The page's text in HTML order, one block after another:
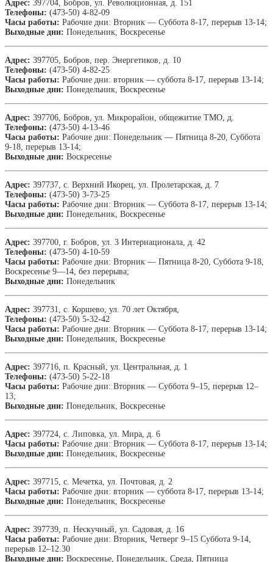
Адрес: 397704, Бобров, ул. Революционная, д. 151
Телефоны: (473-50) 4-82-09
Часы работы: Рабочие дни: Вторник — Суббота 8-17, перерыв 13-14;
Выходные дни: Понедельник, Воскресенье
Адрес: 397705, Бобров, пер. Энергетиков, д. 10
Телефоны: (473-50) 4-82-25
Часы работы: Рабочие дни: вторник — суббота 8-17, перерыв 13-14;
Выходные дни: Понедельник, Воскресенье
Адрес: 397706, Бобров, ул. Микрорайон, общежитие ТМО, д.
Телефоны: (473-50) 4-13-46
Часы работы: Рабочие дни: Понедельник — Пятница 8-20, Суббота
9-18, перерыв 13-14;
Выходные дни: Воскресенье
Адрес: 397737, с. Верхний Икорец, ул. Пролетарская, д. 7
Телефоны: (473-50) 3-73-25
Часы работы: Рабочие дни: Вторник — Суббота 8-17, перерыв 13-14;
Выходные дни: Понедельник, Воскресенье
Адрес: 397700, г. Бобров, ул. 3 Интернационала, д. 42
Телефоны: (473-50) 4-10-59
Часы работы: Рабочие дни: Вторник — Пятница 8-20, Суббота 9-18,
Воскресенье 9—14, без перерыва;
Выходные дни: Понедельник
Адрес: 397731, с. Коршево, ул. 70 лет Октября,
Телефоны: (473-50) 5-32-42
Часы работы: Рабочие дни: Вторник — Суббота 8-17, перерыв 13-14;
Выходные дни: Понедельник, Воскресенье
Адрес: 397716, п. Красный, ул. Центральная, д. 1
Телефоны: (473-50) 5-22-18
Часы работы: Рабочие дни: Вторник — Суббота 9–15, перерыв 12–
13;
Выходные дни: Понедельник, Воскресенье
Адрес: 397724, с. Липовка, ул. Мира, д. 6
Часы работы: Рабочие дни: Вторник — Суббота 8-17, перерыв 13-14;
Выходные дни: Понедельник, Воскресенье
Адрес: 397715, с. Мечетка, ул. Почтовая, д. 2
Часы работы: Рабочие дни: вторник — суббота 8-17, перерыв 13-14;
Выходные дни: Понедельник, Воскресенье
Адрес: 397739, п. Нескучный, ул. Садовая, д. 16
Часы работы: Рабочие дни: Вторник, Четверг 9–15 Суббота 9-14,
перерыв 12–12.30
Выходные дни: Воскресенье, Понедельник, Среда, Пятница